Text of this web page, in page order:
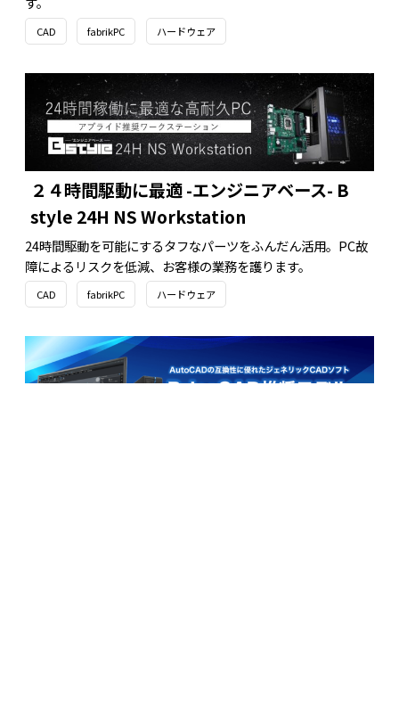
CAD fabrikPC ハードウェア
２４時間駆動に最適 -エンジニアベース- B
style 24H NS Workstation
24時間駆動を可能にするタフなパーツをふんだん活用。PC故
障によるリスクを低減、お客様の業務を護ります。
CAD fabrikPC ハードウェア